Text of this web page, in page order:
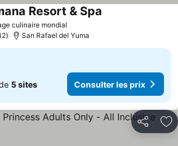
culinaire mondial
Resort & Spa
San Rafael del Yuma
5 sites Consulter les prix
Partager